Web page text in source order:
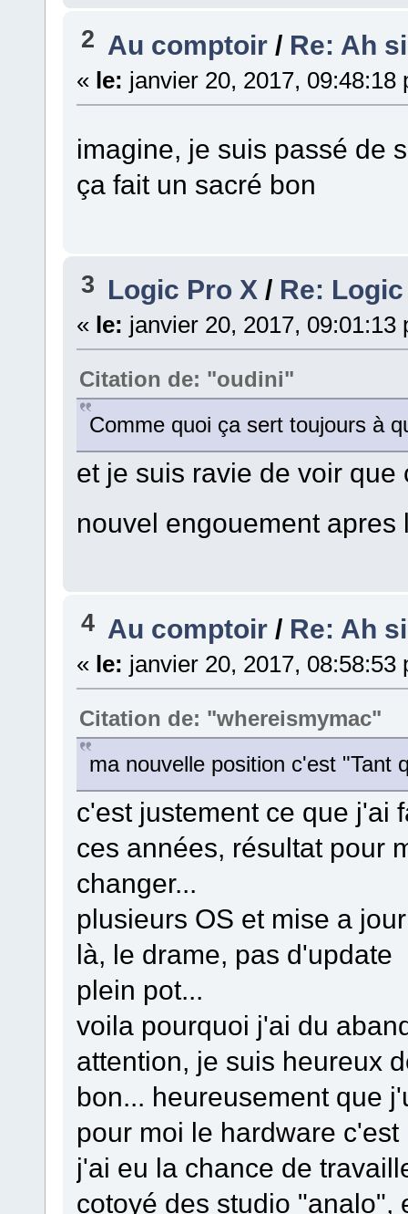
2 Au comptoir / Re: Ah
« le: janvier 20, 2017, 09:48:18
imagine, je suis passé de
ça fait un sacré bon
3 Logic Pro X / Re:
« le: janvier 20, 2017, 09:01:13
Citation de: "oudini"
Comme quoi ça sert toujours
et je suis ravie de voir
nouvel engouement
4 Au comptoir / Re: Ah
« le: janvier 20, 2017, 08:58:53
Citation de: "whereismymac"
ma nouvelle position c'est "Tant
c'est justement ce que j'ai
ces années, résultat pour
changer...
plusieurs OS et mise a
là, le drame, pas
plein pot...
voila pourquoi j'ai du
attention, je suis heureux
bon... heureusement que
pour moi le hardware c'est
j'ai eu la chance de
cotoyé des studio "analo",